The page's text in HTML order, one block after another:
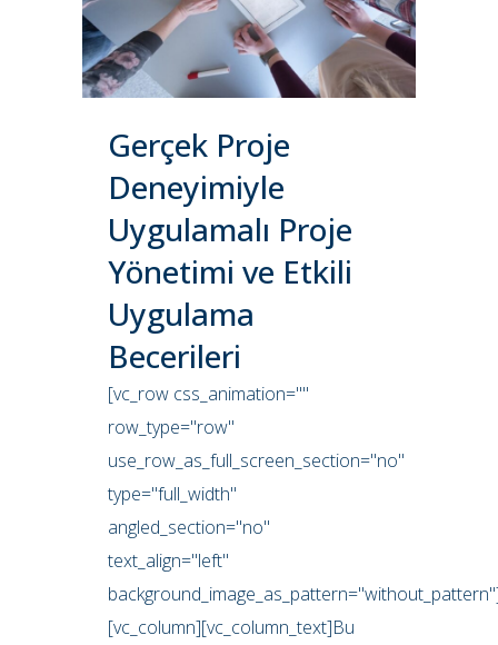
Gerçek Proje
Deneyimiyle
Uygulamalı Proje
Yönetimi ve Etkili
Uygulama
Becerileri
[vc_row css_animation=""
row_type="row"
use_row_as_full_screen_section="no"
type="full_width"
angled_section="no"
text_align="left"
[vc_column][vc_column_text]Bu